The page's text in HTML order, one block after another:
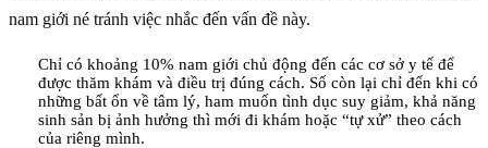
nam giới né tránh việc nhắc đến vấn đề này.
Chỉ có khoảng 10% nam giới chủ động đến các cơ sở y tế để
được thăm khám và điều trị đúng cách. Số còn lại chỉ đến khi có
những bất ổn về tâm lý, ham muốn tình dục suy giảm, khả năng
sinh sản bị ảnh hưởng thì mới đi khám hoặc “tự xử” theo cách
của riêng mình.